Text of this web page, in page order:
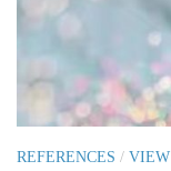
REFERENCES / VIEW